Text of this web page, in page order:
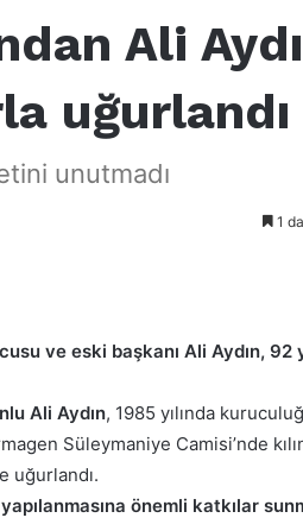
Ali
uğurlandı
unutmadı
1
ve eski başkanı Ali Aydın, 92
Ali Aydın, 1985 yılında
Süleymaniye Camisi’nde
uğurlandı.
önemli katkılar